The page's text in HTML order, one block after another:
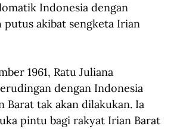
Indonesia dengan
putus akibat sengketa Irian
1961, Ratu Juliana
dengan Indonesia
Barat tak akan dilakukan. Ia
pintu bagi rakyat Irian Barat